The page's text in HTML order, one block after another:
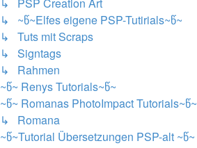
↳ ~წ~Elfes eigene PSP-Tutirials~წ~
↳ Tuts mit Scraps
↳ Signtags
↳ Rahmen
~წ~ Renys Tutorials~წ~
~წ~ Romanas PhotoImpact Tutorials~წ~
↳ Romana
~წ~Tutorial Übersetzungen PSP-alt ~წ~